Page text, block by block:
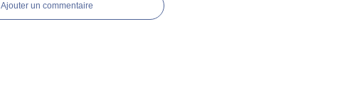
Ajouter un commentaire